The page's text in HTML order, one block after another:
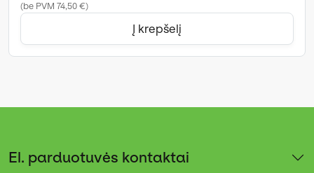
(be PVM 74,50 €)
Į krepšelį
El. parduotuvės kontaktai